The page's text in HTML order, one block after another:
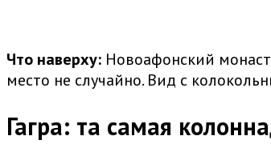
Что наверху: Новоафонский
место не случайно. Вид с
Гагра: та самая